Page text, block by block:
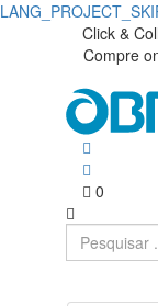
Click &
Compre
0